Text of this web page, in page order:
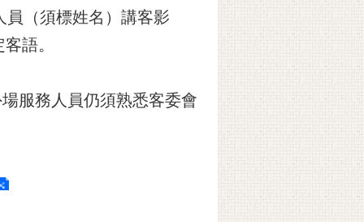
（須標姓名）講客影
語。
服務人員仍須熟悉客委會